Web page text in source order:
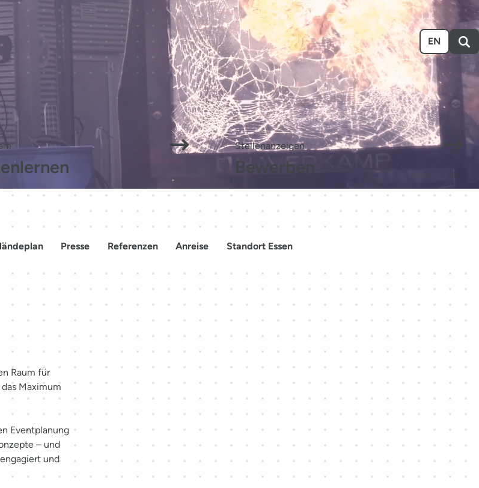
Veranstalten BesuchenAusstellenÜber unsKarriereEvent-Kalender EN
Stellenanzeigen
Bewerben
Presse Referenzen Anreise Standort Essen
Raum für
Maximum
Eventplanung
– und
und